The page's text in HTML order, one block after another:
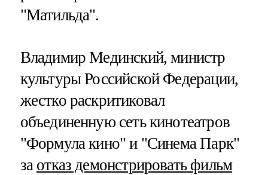
"Матильда".
Владимир Мединский, министр
культуры Российской Федерации,
жестко раскритиковал
объединенную сеть кинотеатров
"Формула кино" и "Синема Парк"
за отказ демонстрировать фильм